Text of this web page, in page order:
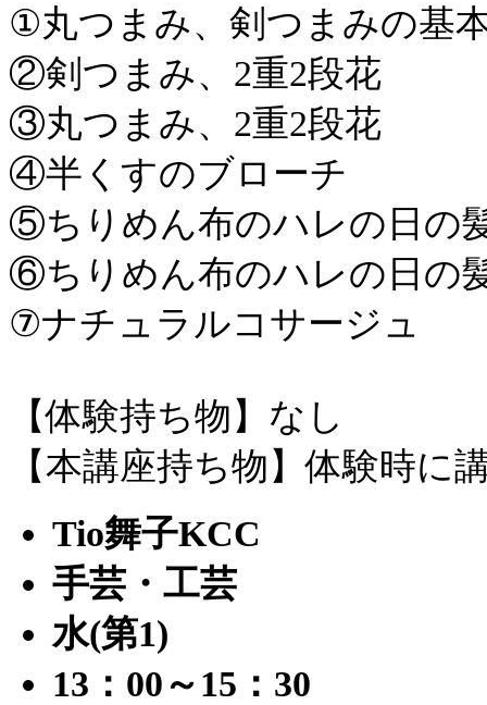
①丸つまみ、剣つまみの基
②剣つまみ、2重2段花
③丸つまみ、2重2段花
④半くすのブローチ
⑤ちりめん布のハレの日の
⑥ちりめん布のハレの日の
⑦ナチュラルコサージュ
【体験持ち物】なし
【本講座持ち物】体験時
Tio舞子KCC
手芸・工芸
水(第1)
13：00～15：30